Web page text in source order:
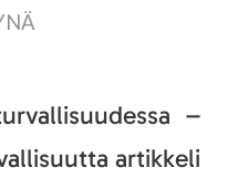
–
artikkeli